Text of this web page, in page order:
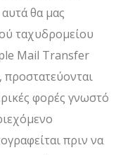
θα μας
ταχυδρομείου
Mail Transfer
προστατεύονται
φορές γνωστό
πριν να